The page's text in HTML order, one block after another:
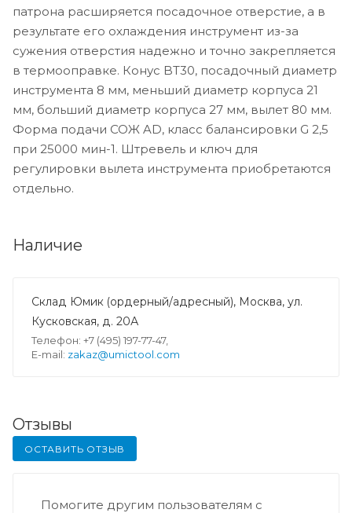
патрона расширяется посадочное отверстие, а в
результате его охлаждения инструмент из-за
сужения отверстия надежно и точно закрепляется
в термооправке. Конус BT30, посадочный диаметр
инструмента 8 мм, меньший диаметр корпуса 21
мм, больший диаметр корпуса 27 мм, вылет 80 мм.
Форма подачи СОЖ AD, класс балансировки G 2,5
при 25000 мин-1. Штревель и ключ для
регулировки вылета инструмента приобретаются
отдельно.
Наличие
Склад Юмик (ордерный/адресный), Москва, ул.
Кусковская, д. 20А
Телефон: +7 (495) 197-77-47,
E-mail: zakaz@umictool.com
Отзывы
ОСТАВИТЬ ОТЗЫВ
Помогите другим пользователям с